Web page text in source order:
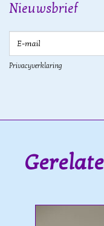
Nieuwsbrief
Privacyverklaring